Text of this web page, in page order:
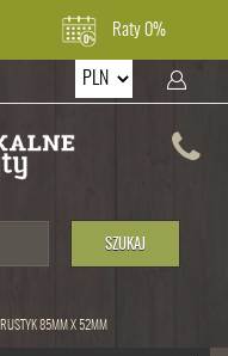
Raty 0%
SZUKAJ
85MM X 52MM